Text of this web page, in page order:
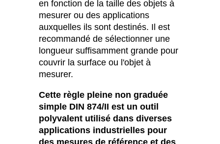
en fonction de la taille des objets à
mesurer ou des applications
auxquelles ils sont destinés. Il est
recommandé de sélectionner une
longueur suffisamment grande pour
couvrir la surface ou l'objet à
mesurer.
Cette règle pleine non graduée
simple DIN 874/II est un outil
polyvalent utilisé dans diverses
applications industrielles pour
des mesures de référence et des